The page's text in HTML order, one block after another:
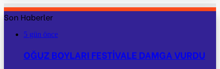
Son Haberler
5 gün önce
OĞUZ BOYLARI FESTİVALE DAMGA VURDU